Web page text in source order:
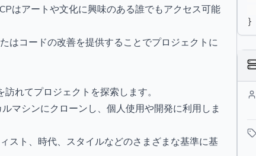
はアートや文化に興味のある誰でもアクセス可能
はコードの改善を提供することでプロジェクトに
訪れてプロジェクトを探索します。
マシンにクローンし、個人使用や開発に利用しま
スト、時代、スタイルなどのさまざまな基準に基
}